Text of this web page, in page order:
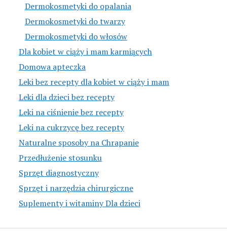
Dermokosmetyki do opalania
Dermokosmetyki do twarzy
Dermokosmetyki do włosów
Dla kobiet w ciąży i mam karmiących
Domowa apteczka
Leki bez recepty dla kobiet w ciąży i mam
Leki dla dzieci bez recepty
Leki na ciśnienie bez recepty
Leki na cukrzycę bez recepty
Naturalne sposoby na Chrapanie
Przedłużenie stosunku
Sprzęt diagnostyczny
Sprzęt i narzędzia chirurgiczne
Suplementy i witaminy Dla dzieci